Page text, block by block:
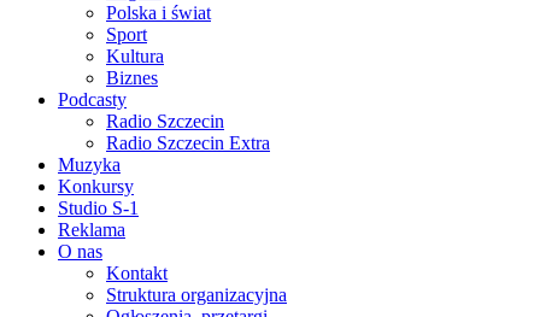
Polska i świat
Sport
Kultura
Biznes
Podcasty
Radio Szczecin
Radio Szczecin Extra
Muzyka
Konkursy
Studio S-1
Reklama
O nas
Kontakt
Struktura organizacyjna